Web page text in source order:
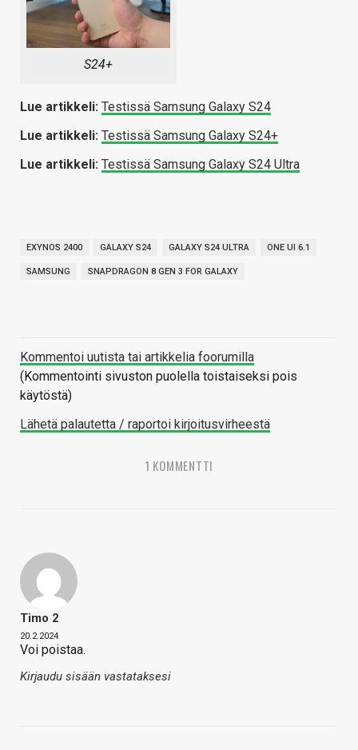
S24+
Lue artikkeli: Testissä Samsung Galaxy S24
Lue artikkeli: Testissä Samsung Galaxy S24+
Lue artikkeli: Testissä Samsung Galaxy S24 Ultra
EXYNOS 2400 GALAXY S24 GALAXY S24 ULTRA ONE UI 6.1
SAMSUNG SNAPDRAGON 8 GEN 3 FOR GALAXY
Kommentoi uutista tai artikkelia foorumilla
(Kommentointi sivuston puolella toistaiseksi pois
käytöstä)
Lähetä palautetta / raportoi kirjoitusvirheestä
1 KOMMENTTI
Timo 2
20.2.2024
Voi poistaa.
Kirjaudu sisään vastataksesi